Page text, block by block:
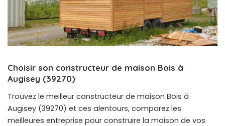
Choisir son constructeur de maison Bois à
Augisey (39270)
Trouvez le meilleur constructeur de maison Bois à
Augisey (39270) et ces alentours, comparez les
meilleures entreprise pour construire la maison de vos